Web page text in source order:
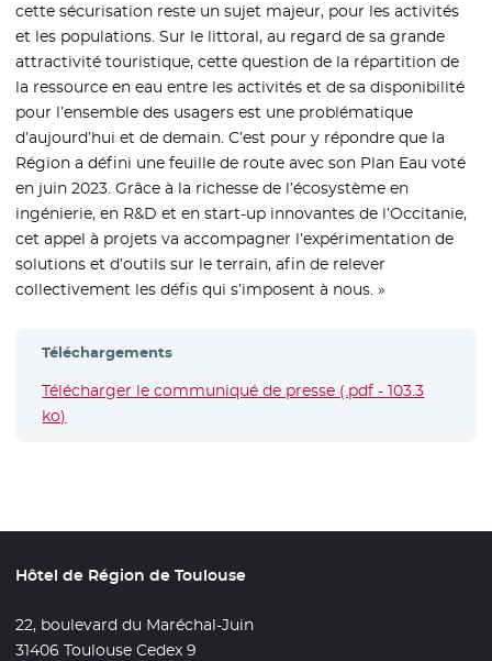
cette sécurisation reste un sujet majeur, pour les activités
et les populations. Sur le littoral, au regard de sa grande
attractivité touristique, cette question de la répartition de
la ressource en eau entre les activités et de sa disponibilité
pour l’ensemble des usagers est une problématique
d’aujourd’hui et de demain. C’est pour y répondre que la
Région a défini une feuille de route avec son Plan Eau voté
en juin 2023. Grâce à la richesse de l’écosystème en
ingénierie, en R&D et en start-up innovantes de l’Occitanie,
cet appel à projets va accompagner l’expérimentation de
solutions et d’outils sur le terrain, afin de relever
collectivement les défis qui s’imposent à nous. »
Téléchargements
Télécharger le communiqué de presse (.pdf - 103.3
ko)
Hôtel de Région de Toulouse
22, boulevard du Maréchal-Juin
31406 Toulouse Cedex 9